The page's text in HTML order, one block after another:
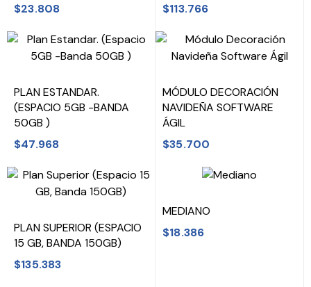
$23.808
$113.766
PLAN ESTANDAR.
(ESPACIO 5GB -BANDA
50GB )
$47.968
MÓDULO DECORACIÓN
NAVIDEÑA SOFTWARE
ÁGIL
$35.700
PLAN SUPERIOR (ESPACIO
15 GB, BANDA 150GB)
$135.383
MEDIANO
$18.386